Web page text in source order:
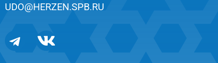
UDO@HERZEN.SPB.RU